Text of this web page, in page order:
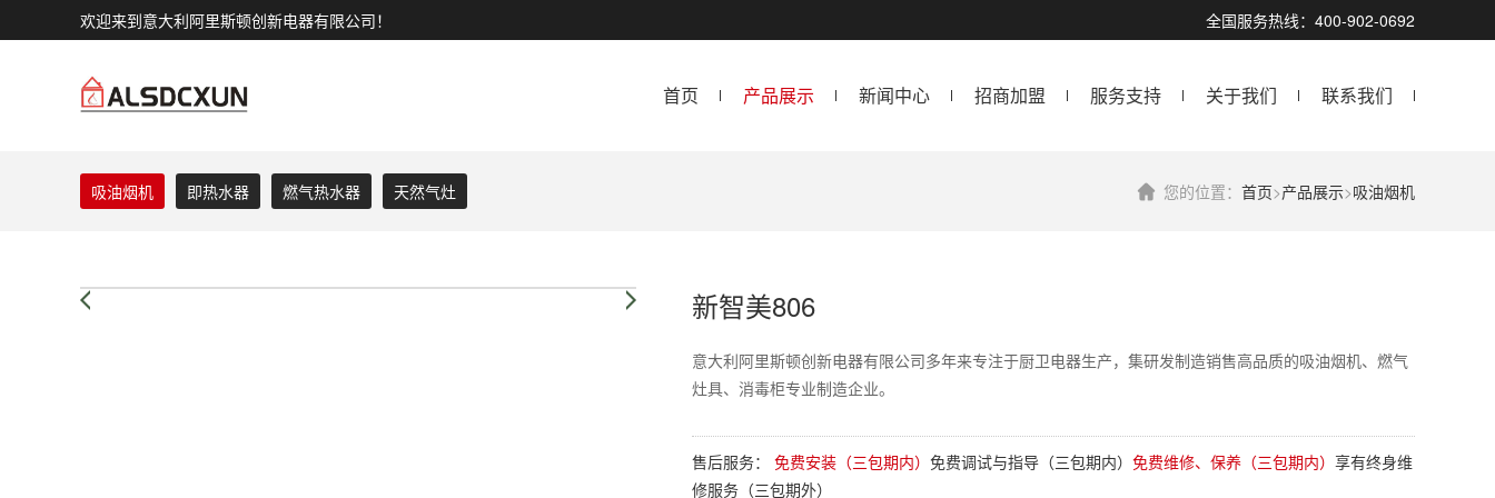
全国服务热线：400-902-0692
欢迎来到意大利阿里斯顿创新电器有限公司！
首页 产品展示 新闻中心 招商加盟 服务支持 关于我们 联系我们
您的位置： 首页>产品展示>吸油烟机
吸油烟机 即热水器 燃气热水器 天然气灶
新智美806
意大利阿里斯顿创新电器有限公司多年来专注于厨卫电器生产，集研发制造销售高品质的吸油烟机、燃气
灶具、消毒柜专业制造企业。
售后服务： 免费安装（三包期内） 免费调试与指导（三包期内） 免费维修、保养（三包期内） 享有终身维
修服务（三包期外）